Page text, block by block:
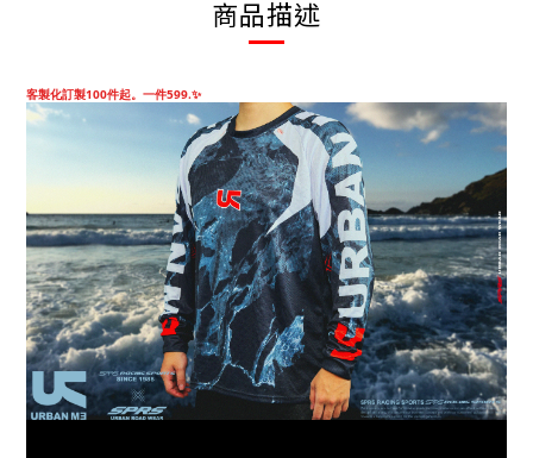
商品描述
客製化訂製100件起。一件599.✨